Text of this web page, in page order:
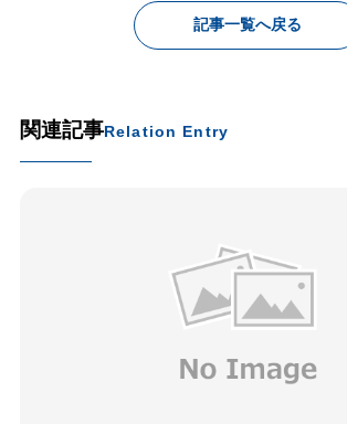
記事一覧へ戻る
関連記事Relation Entry